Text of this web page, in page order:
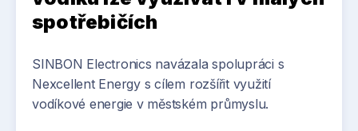
nejrychleji adoptované technologie v historii.
k systematickému využívání v provozu. Asociace
malých a středních podniků vyhlásila rok 2026
rokem umělé inteligence a spustila celonárodní
spotřebičích
SINBON Electronics navázala spolupráci s
Nexcellent Energy s cílem rozšířit využití
vodíkové energie v městském průmyslu.